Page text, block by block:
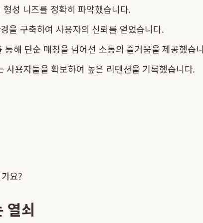
성 니즈를 정확히 파악했습니다.
을 구축하여 사용자의 신뢰를 얻었습니다.
해 단순 매칭을 넘어선 소통의 즐거움을 제공했습
사용자들을 확보하여 높은 리텐션을 기록했습니다.
요?
열쇠